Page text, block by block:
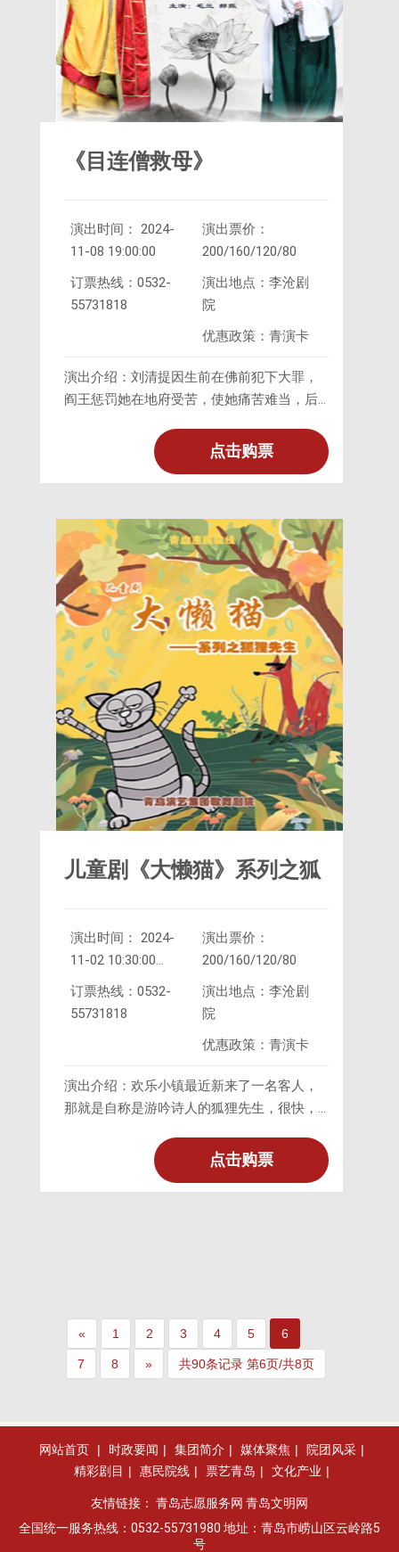
《目连僧救母》
演出时间： 2024-
11-08 19:00:00
订票热线：0532-
55731818
演出票价：
200/160/120/80
演出地点：李沧剧
院
优惠政策：青演卡
演出介绍：刘清提因生前在佛前犯下大罪，
阎王惩罚她在地府受苦，使她痛苦难当，后
点击购票
儿童剧《大懒猫》系列之狐
狸先生
演出时间： 2024-
11-02 10:30:00
2024-
11-02 14:30:00
订票热线：0532-
55731818
演出票价：
200/160/120/80
演出地点：李沧剧
院
优惠政策：青演卡
演出介绍：欢乐小镇最近新来了一名客人，
那就是自称是游吟诗人的狐狸先生，很快，
了小镇几乎所有居民的喜爱。但毕
点击购票
« 1 2 3 4 5 6
7 8 » 共90条记录 第6页/共8页
网站首页 | 时政要闻 | 集团简介 | 媒体聚焦 | 院团风采 |
精彩剧目 | 惠民院线 | 票艺青岛 | 文化产业 |
友情链接： 青岛志愿服务网 青岛文明网
全国统一服务热线：0532-55731980 地址：青岛市崂山区云岭路5
号